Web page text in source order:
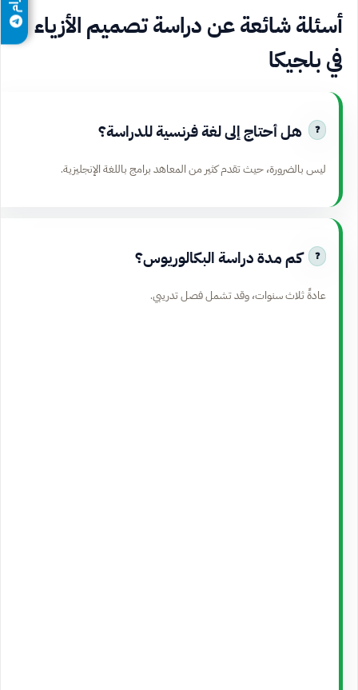
أسئلة شائعة عن دراسة تصميم الأزياء
في بلجيكا
هل أحتاج إلى لغة فرنسية للدراسة؟
ليس بالضرورة، حيث تقدم كثير من المعاهد برامج باللغة الإنجليزية.
كم مدة دراسة البكالوريوس؟
عادةً ثلاث سنوات، وقد تشمل فصل تدريبي.